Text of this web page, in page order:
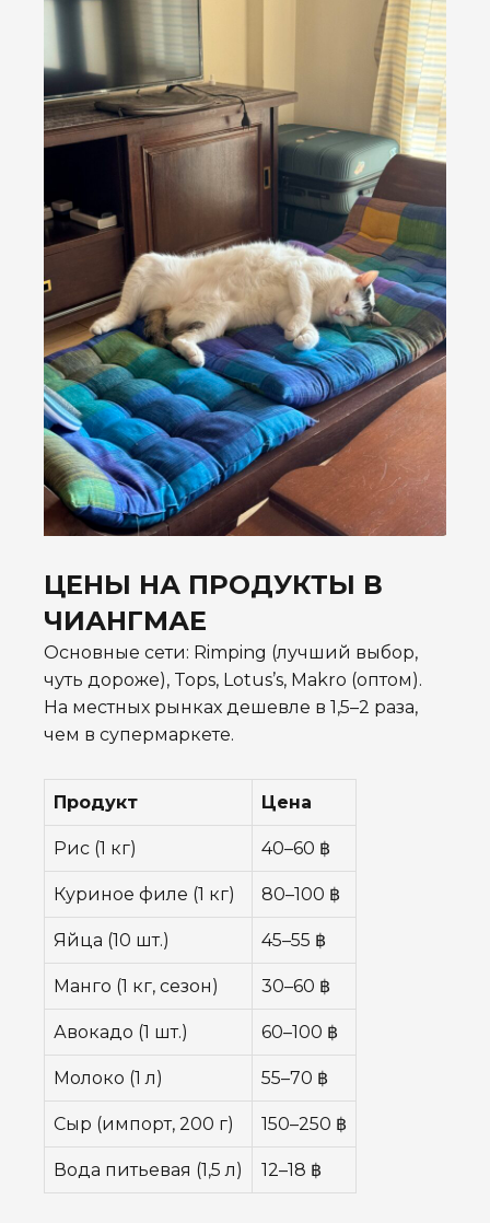
ЦЕНЫ НА ПРОДУКТЫ В
ЧИАНГМАЕ
Основные сети: Rimping (лучший выбор,
чуть дороже), Tops, Lotus’s, Makro (оптом).
На местных рынках дешевле в 1,5–2 раза,
чем в супермаркете.
Продукт Цена
Рис (1 кг) 40–60 ฿
Куриное филе (1 кг) 80–100 ฿
Яйца (10 шт.) 45–55 ฿
Манго (1 кг, сезон) 30–60 ฿
Авокадо (1 шт.) 60–100 ฿
Молоко (1 л) 55–70 ฿
Сыр (импорт, 200 г) 150–250 ฿
Вода питьевая (1,5 л) 12–18 ฿